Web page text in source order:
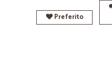
Preferito